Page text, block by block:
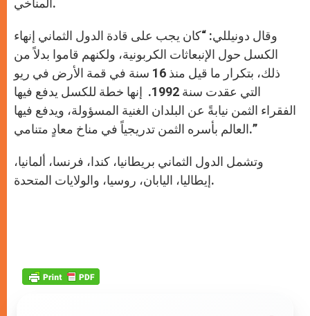
المناخي.
وقال دونيللي: “كان يجب على قادة الدول الثماني إنهاء
الكسل حول الإنبعاثات الكربونية، ولكنهم قاموا بدلاً من
ذلك، بتكرار ما قيل منذ 16 سنة في قمة الأرض في ريو
التي عقدت سنة 1992. إنها خطة للكسل يدفع فيها
الفقراء الثمن نيابةً عن البلدان الغنية المسؤولة، ويدفع فيها
العالم بأسره الثمن تدريجياً في مناخ معادٍ متنامي.”
وتشمل الدول الثماني بريطانيا، كندا، فرنسا، ألمانيا،
إيطاليا، اليابان، روسيا، والولايات المتحدة.